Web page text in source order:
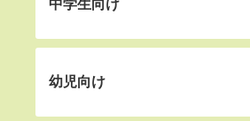
中学生向け
幼児向け